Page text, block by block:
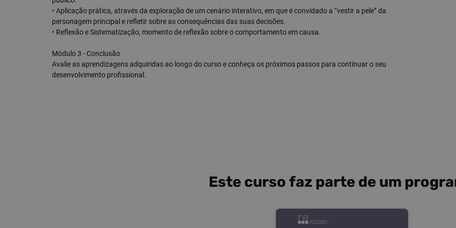
• Aplicação prática, através da exploração de um cenário interativo, em que é convidado a “vestir a pele” da
personagem principal e refletir sobre as consequências das suas decisões.
• Reflexão e Sistematização, momento de reflexão sobre o comportamento em causa.
Módulo 3 - Conclusão
Avalie as aprendizagens adquiridas ao longo do curso e conheça os próximos passos para continuar o seu
desenvolvimento profissional.
Este curso faz parte de um